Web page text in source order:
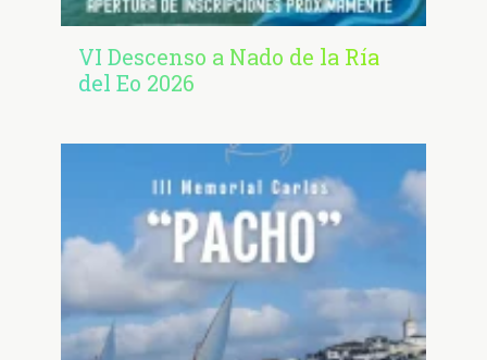
VI Descenso a Nado de la Ría
del Eo 2026